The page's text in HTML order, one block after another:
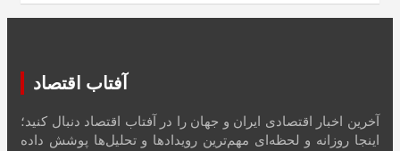
آفتاب اقتصاد
آخرین اخبار اقتصادی ایران و جهان را در آفتاب اقتصاد دنبال کنید؛
اینجا روزانه و لحظه‌ای مهم‌ترین رویدادها و تحلیل‌ها پوشش داده